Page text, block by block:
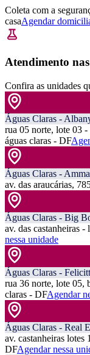
Coleta com a
casaAgendar
Atendimento
Confira as unidades
Águas Claras -
rua 05 norte, lote 03
águas claras - DF
Águas Claras - Amma
av. das araucárias,
Águas Claras - Big
av. das castanheiras
nessa unidade
Águas Claras -
rua 36 norte, lote 05,
claras - DFAgendar
Águas Claras - Real
av. castanheiras lotes
DFAgendar nessa